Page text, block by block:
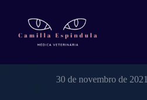
conteúdo
30 de novembro de 2021